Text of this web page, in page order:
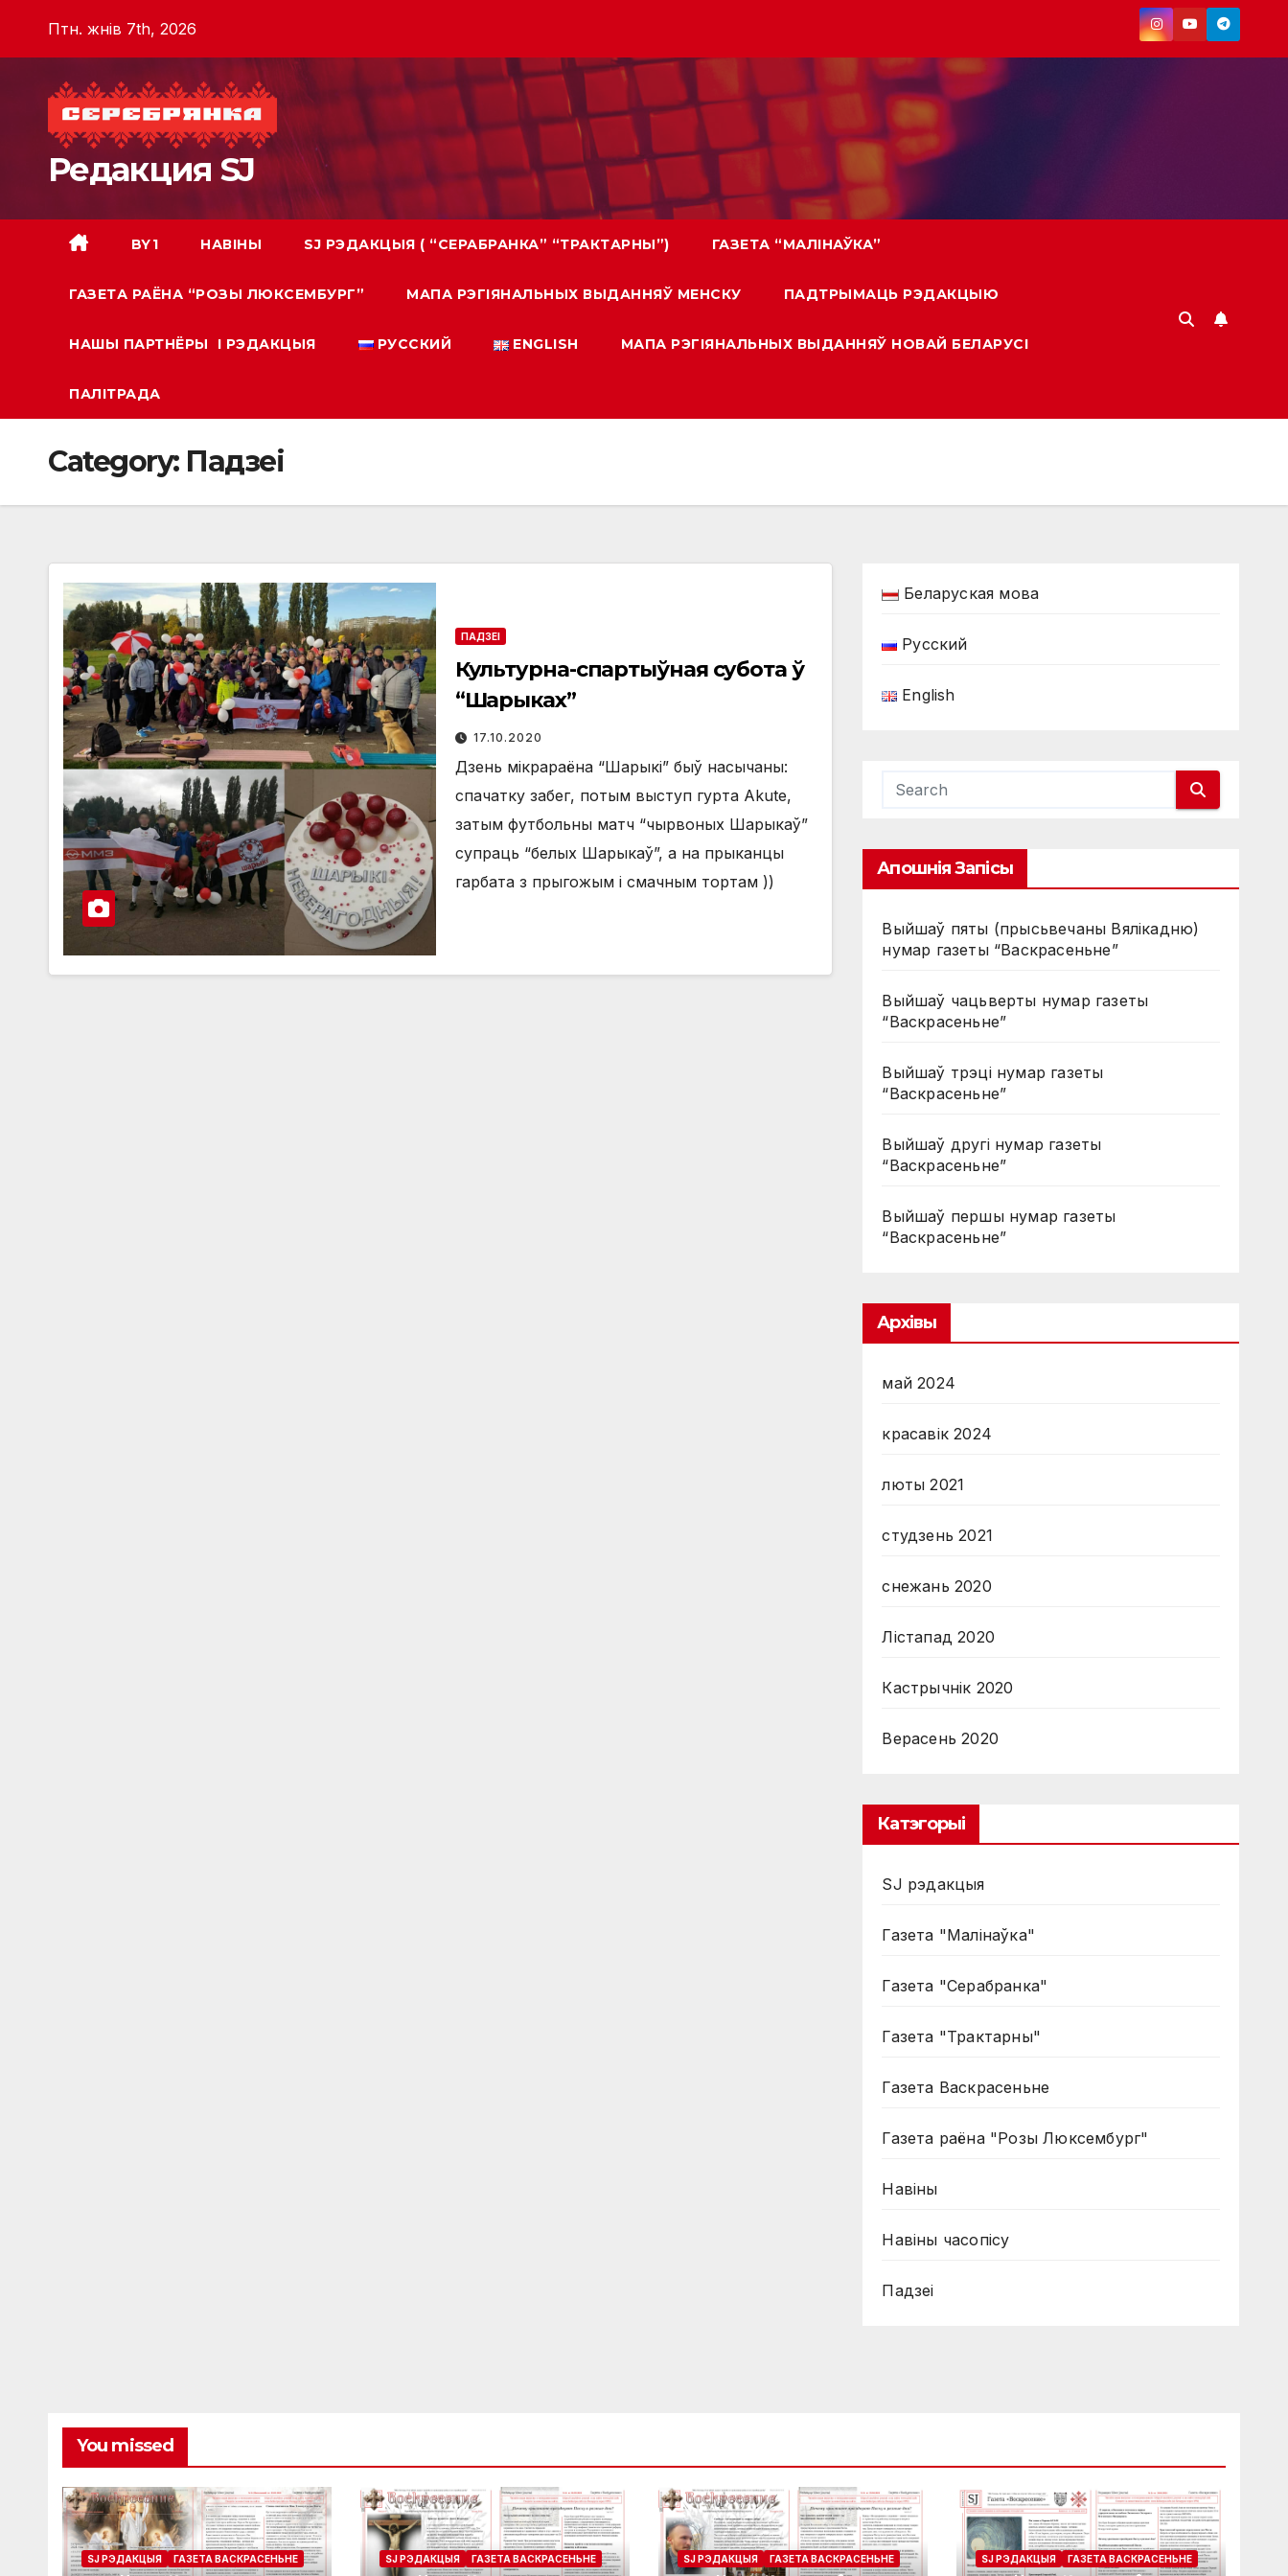
Птн. жнів 7th, 2026
Редакция SJ
BY1 НАВIНЫ SJ РЭДАКЦЫЯ ( “СЕРАБРАНКА” “ТРАКТАРНЫ”) ГАЗЕТА “МАЛІНАЎКА”
ГАЗЕТА РАЁНА “РОЗЫ ЛЮКСЕМБУРГ” МАПА РЭГIЯНАЛЬНЫХ ВЫДАННЯЎ МЕНСКУ ПАДТРЫМАЦЬ РЭДАКЦЫЮ
НАШЫ ПАРТНЁРЫ І РЭДАКЦЫЯ РУССКИЙ ENGLISH МАПА РЭГIЯНАЛЬНЫХ ВЫДАННЯЎ НОВАЙ БЕЛАРУСI
ПАЛIТРАДА
Category: Падзеі
ПАДЗЕІ
Культурна-спартыўная субота ў
“Шарыках”
17.10.2020
Дзень мікрараёна “Шарыкі” быў насычаны:
спачатку забег, потым выступ гурта Akute,
затым футбольны матч “чырвоных Шарыкаў”
супраць “белых Шарыкаў”, а на прыканцы
гарбата з прыгожым і смачным тортам ))
Беларуская мова
Русский
English
Апошнія Запісы
Выйшаў пяты (прысьвечаны Вялікадню)
нумар газеты “Васкрасеньне”
Выйшаў чацьверты нумар газеты
“Васкрасеньне”
Выйшаў трэці нумар газеты
“Васкрасеньне”
Выйшаў другі нумар газеты
“Васкрасеньне”
Выйшаў першы нумар газеты
“Васкрасеньне”
Архівы
май 2024
красавік 2024
люты 2021
студзень 2021
снежань 2020
Лістапад 2020
Кастрычнік 2020
Верасень 2020
Катэгорыі
SJ рэдакцыя
Газета "Малінаўка"
Газета "Серабранка"
Газета "Трактарны"
Газета Васкрасеньне
Газета раёна "Розы Люксембург"
Навiны
Навiны часопiсу
Падзеі
You missed
SJ РЭДАКЦЫЯ ГАЗЕТА ВАСКРАСЕНЬНЕ SJ РЭДАКЦЫЯ ГАЗЕТА ВАСКРАСЕНЬНЕ SJ РЭДАКЦЫЯ ГАЗЕТА ВАСКРАСЕНЬНЕ SJ РЭДАКЦЫЯ ГАЗЕТА ВАСКРАСЕНЬНЕ